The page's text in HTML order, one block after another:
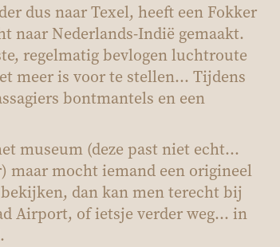
dus naar Texel, heeft een Fokker
naar Nederlands-Indië gemaakt.
regelmatig bevlogen luchtroute
meer is voor te stellen… Tijdens
bontmantels en een
museum (deze past niet echt...
maar mocht iemand een origineel
dan kan men terecht bij
Airport, of ietsje verder weg… in